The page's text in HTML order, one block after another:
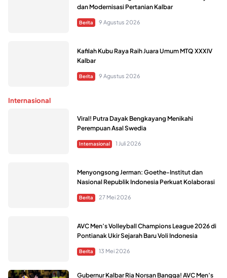
dan Modernisasi Pertanian Kalbar
Berita 9 Agustus 2026
Kafilah Kubu Raya Raih Juara Umum MTQ XXXIV
Kalbar
Berita 9 Agustus 2026
Internasional
Viral! Putra Dayak Bengkayang Menikahi
Perempuan Asal Swedia
Internasional 1 Juli 2026
Menyongsong Jerman: Goethe-Institut dan
Nasional Republik Indonesia Perkuat Kolaborasi
Berita 27 Mei 2026
AVC Men’s Volleyball Champions League 2026 di
Pontianak Ukir Sejarah Baru Voli Indonesia
Berita 13 Mei 2026
Gubernur Kalbar Ria Norsan Bangga! AVC Men’s